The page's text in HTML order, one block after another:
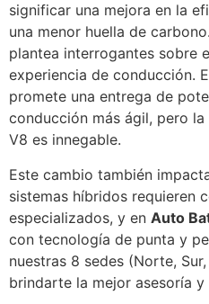
significar una mejora en la
una menor huella de
plantea interrogantes sobre
experiencia de conducción.
promete una entrega de
conducción más ágil, pero
V8 es innegable.
Este cambio también
sistemas híbridos requieren
especializados, y en Auto
con tecnología de punta y
nuestras 8 sedes (Norte,
brindarte la mejor asesoría y